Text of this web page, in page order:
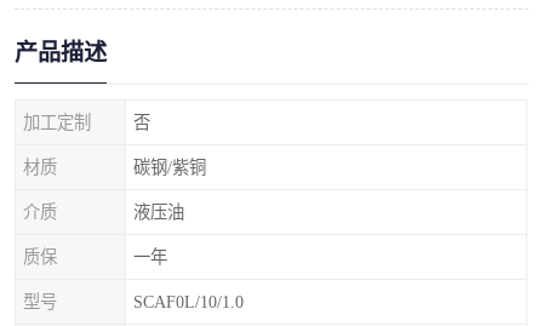
产品描述
加工定制 否
材质 碳钢/紫铜
介质 液压油
质保 一年
型号 SCAF0L/10/1.0